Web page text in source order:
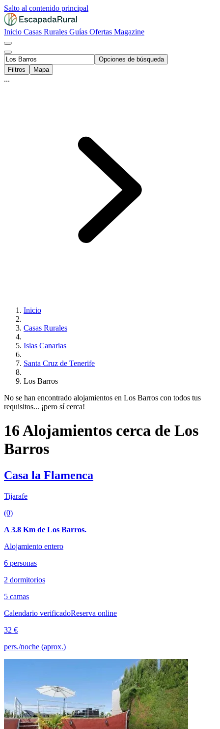
Salto al contenido principal
Inicio Casas Rurales Guías Ofertas Magazine
Opciones de búsqueda
Filtros
Mapa
...
Inicio
Casas Rurales
Islas Canarias
Santa Cruz de Tenerife
Los Barros
No se han encontrado alojamientos en Los Barros con todos tus
requisitos... ¡pero sí cerca!
16 Alojamientos cerca de Los
Barros
Casa la Flamenca
Tijarafe
(0)
A 3.8 Km de Los Barros.
Alojamiento entero
6 personas
2 dormitorios
5 camas
Calendario verificadoReserva online
32 €
pers./noche (aprox.)